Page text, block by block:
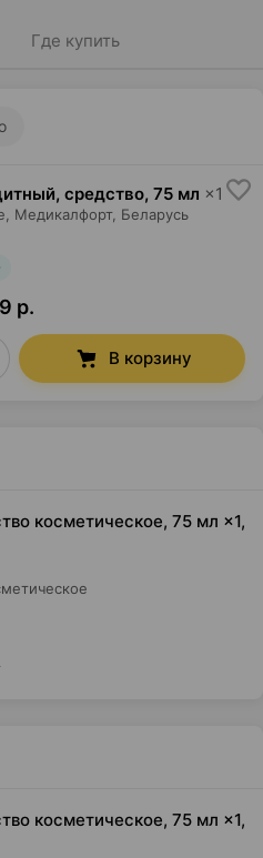
Где купить
средство, 75 мл ×1
Медикалфорт, Беларусь
р.
В корзину
косметическое, 75 мл ×1,
косметическое, 75 мл ×1,